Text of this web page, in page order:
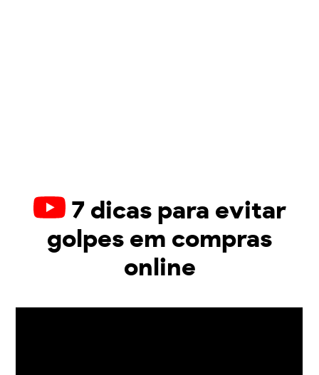
7 dicas para evitar
golpes em compras
online